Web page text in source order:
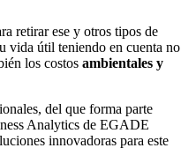
retirar ese y otros tipos de
vida útil teniendo en cuenta no
los costos ambientales y
del que forma parte
Analytics de EGADE
innovadoras para este